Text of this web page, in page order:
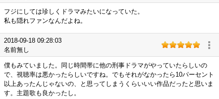
フジにしては珍しくドラマみたいになっていた。
私も隠れファンなんだよね。
2018-09-18 09:28:03
名前無し
僕もみていました。同じ時間帯に他の刑事ドラマがやっていたらしいの
で、視聴率は悪かったらしいですね。でもそれがなかったら10パーセント
以上あったんじゃないの、と思ってしまうくらいいい作品だったと思いま
す。主題歌も良かったし。